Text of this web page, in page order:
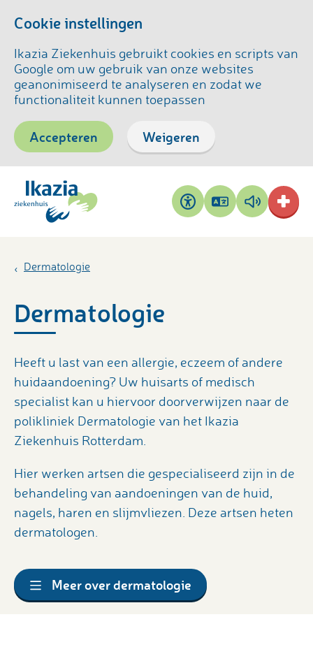
Cookie instellingen
Ikazia Ziekenhuis gebruikt cookies en scripts van
Google om uw gebruik van onze websites
geanonimiseerd te analyseren en zodat we
functionaliteit kunnen toepassen
Accepteren Weigeren
Toegankelijkheid
Pagina
vertalen
Pagina
voorlezen
Dermatologie
Dermatologie
Heeft u last van een allergie, eczeem of andere
huidaandoening? Uw huisarts of medisch
specialist kan u hiervoor doorverwijzen naar de
polikliniek Dermatologie van het Ikazia
Ziekenhuis Rotterdam.
Hier werken artsen die gespecialiseerd zijn in de
behandeling van aandoeningen van de huid,
nagels, haren en slijmvliezen. Deze artsen heten
dermatologen.
Meer over dermatologie